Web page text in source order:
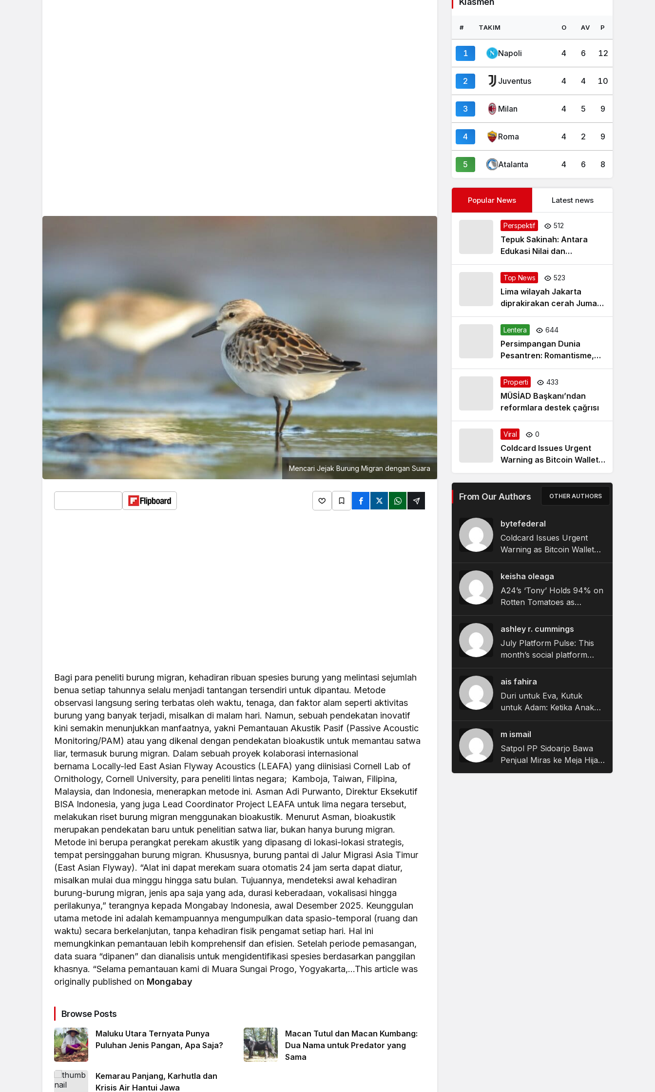
Mencari Jejak Burung Migran dengan Suara
Bagi para peneliti burung migran, kehadiran ribuan spesies burung yang melintasi sejumlah
benua setiap tahunnya selalu menjadi tantangan tersendiri untuk dipantau. Metode
observasi langsung sering terbatas oleh waktu, tenaga, dan faktor alam seperti aktivitas
burung yang banyak terjadi, misalkan di malam hari. Namun, sebuah pendekatan inovatif
kini semakin menunjukkan manfaatnya, yakni Pemantauan Akustik Pasif (Passive Acoustic
Monitoring/PAM) atau yang dikenal dengan pendekatan bioakustik untuk memantau satwa
liar, termasuk burung migran. Dalam sebuah proyek kolaborasi internasional
bernama Locally-led East Asian Flyway Acoustics (LEAFA) yang diinisiasi Cornell Lab of
Ornithology, Cornell University, para peneliti lintas negara; Kamboja, Taiwan, Filipina,
Malaysia, dan Indonesia, menerapkan metode ini. Asman Adi Purwanto, Direktur Eksekutif
BISA Indonesia, yang juga Lead Coordinator Project LEAFA untuk lima negara tersebut,
melakukan riset burung migran menggunakan bioakustik. Menurut Asman, bioakustik
merupakan pendekatan baru untuk penelitian satwa liar, bukan hanya burung migran.
Metode ini berupa perangkat perekam akustik yang dipasang di lokasi-lokasi strategis,
tempat persinggahan burung migran. Khususnya, burung pantai di Jalur Migrasi Asia Timur
(East Asian Flyway). “Alat ini dapat merekam suara otomatis 24 jam serta dapat diatur,
misalkan mulai dua minggu hingga satu bulan. Tujuannya, mendeteksi awal kehadiran
burung-burung migran, jenis apa saja yang ada, durasi keberadaan, vokalisasi hingga
perilakunya,” terangnya kepada Mongabay Indonesia, awal Desember 2025. Keunggulan
utama metode ini adalah kemampuannya mengumpulkan data spasio-temporal (ruang dan
waktu) secara berkelanjutan, tanpa kehadiran fisik pengamat setiap hari. Hal ini
memungkinkan pemantauan lebih komprehensif dan efisien. Setelah periode pemasangan,
data suara “dipanen” dan dianalisis untuk mengidentifikasi spesies berdasarkan panggilan
khasnya. “Selama pemantauan kami di Muara Sungai Progo, Yogyakarta,…This article was
originally published on Mongabay
Browse Posts
Maluku Utara Ternyata Punya
Puluhan Jenis Pangan, Apa Saja?
Macan Tutul dan Macan Kumbang:
Dua Nama untuk Predator yang
Sama
Kemarau Panjang, Karhutla dan
Krisis Air Hantui Jawa
# TAKIM O AV P
1 Napoli 4 6 12
2 Juventus 4 4 10
3 Milan 4 5 9
4 Roma 4 2 9
5 Atalanta 4 6 8
Popular News Latest news
Perspektif 512
Tepuk Sakinah: Antara
Edukasi Nilai dan
Simplifikasi Masalah
Top News 523
Lima wilayah Jakarta
diprakirakan cerah Jumat
pagi
Lentera 644
Persimpangan Dunia
Pesantren: Romantisme,
Realitas dan Harapan Baru
Properti 433
MÜSİAD Başkanı’ndan
reformlara destek çağrısı
Viral 0
Coldcard Issues Urgent
Warning as Bitcoin Wallet
From Our Authors OTHER AUTHORS
bytefederal
Coldcard Issues Urgent
Warning as Bitcoin Wallet
Exploit Remains Active
keisha oleaga
A24’s ‘Tony’ Holds 94% on
Rotten Tomatoes as
Bourdain Biopic Hits
Theaters
ashley r. cummings
July Platform Pulse: This
month’s social platform
updates and what they
mean for brands
ais fahira
Duri untuk Eva, Kutuk
untuk Adam: Ketika Anak
Laki-Laki Dibiarkan Bisu
saat Pubertas
m ismail
Satpol PP Sidoarjo Bawa
Penjual Miras ke Meja Hijau,
Hakim Jatuhkan Vonis